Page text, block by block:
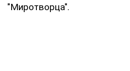
"Миротворца".